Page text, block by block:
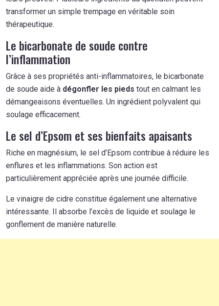
transformer un simple trempage en véritable soin
thérapeutique.
Le bicarbonate de soude contre
l’inflammation
Grâce à ses propriétés anti-inflammatoires, le bicarbonate
de soude aide à dégonfler les pieds tout en calmant les
démangeaisons éventuelles. Un ingrédient polyvalent qui
soulage efficacement.
Le sel d’Epsom et ses bienfaits apaisants
Riche en magnésium, le sel d’Epsom contribue à réduire les
enflures et les inflammations. Son action est
particulièrement appréciée après une journée difficile.
Le vinaigre de cidre constitue également une alternative
intéressante. Il absorbe l’excès de liquide et soulage le
gonflement de manière naturelle.